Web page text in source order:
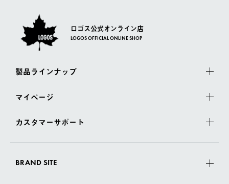
ロゴス公式オンライン店
LOGOS OFFICIAL ONLINE SHOP
製品ラインナップ
マイページ
カスタマーサポート
BRAND SITE